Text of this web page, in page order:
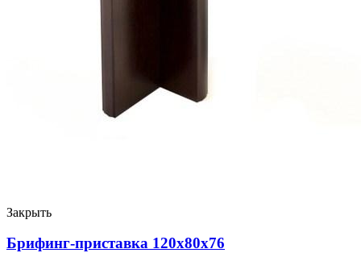
Закрыть
Брифинг-приставка 120x80x76